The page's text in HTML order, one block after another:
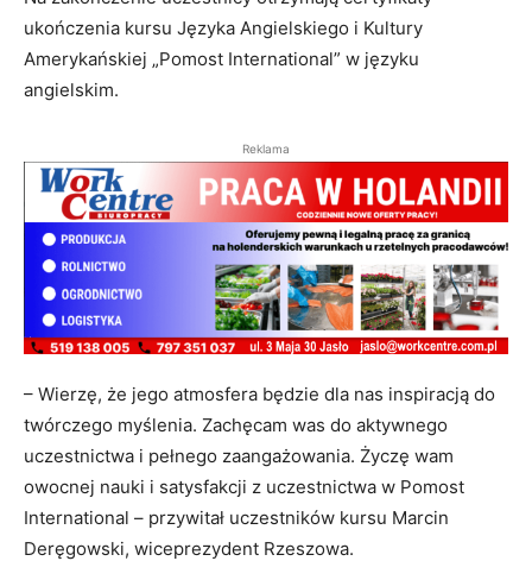
ukończenia kursu Języka Angielskiego i Kultury
Amerykańskiej „Pomost International” w języku
angielskim.
Reklama
– Wierzę, że jego atmosfera będzie dla nas inspiracją do
twórczego myślenia. Zachęcam was do aktywnego
uczestnictwa i pełnego zaangażowania. Życzę wam
owocnej nauki i satysfakcji z uczestnictwa w Pomost
International – przywitał uczestników kursu Marcin
Deręgowski, wiceprezydent Rzeszowa.